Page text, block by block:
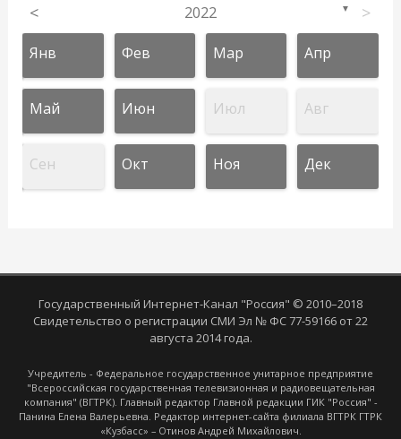
< 2022 ▼ >
Янв Фев Мар Апр
Май Июн Июл Авг
Сен Окт Ноя Дек
Государственный Интернет-Канал "Россия" © 2010–2018
Свидетельство о регистрации СМИ Эл № ФС 77-59166 от 22
августа 2014 года.
Учредитель - Федеральное государственное унитарное предприятие
"Всероссийская государственная телевизионная и радиовещательная
компания" (ВГТРК). Главный редактор Главной редакции ГИК "Россия" -
Панина Елена Валерьевна. Редактор интернет-сайта филиала ВГТРК ГТРК
«Кузбасс» – Отинов Андрей Михайлович.